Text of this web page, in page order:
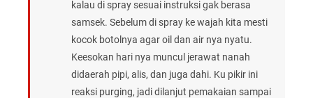
kalau di spray sesuai instruksi gak berasa
samsek. Sebelum di spray ke wajah kita mesti
kocok botolnya agar oil dan air nya nyatu.
Keesokan hari nya muncul jerawat nanah
didaerah pipi, alis, dan juga dahi. Ku pikir ini
reaksi purging, jadi dilanjut pemakaian sampai